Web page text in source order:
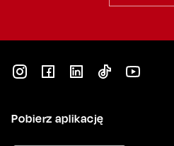
Pobierz aplikację